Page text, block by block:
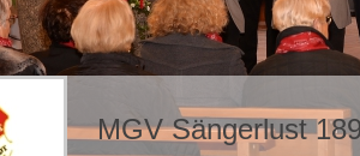
MGV Sängerlust